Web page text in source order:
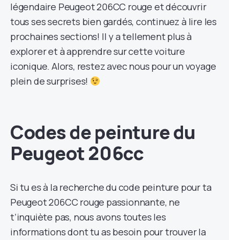
légendaire Peugeot 206CC rouge et découvrir
tous ses secrets bien gardés, continuez à lire les
prochaines sections! Il y a tellement plus à
explorer et à apprendre sur cette voiture
iconique. Alors, restez avec nous pour un voyage
plein de surprises!
Codes de peinture du
Peugeot 206cc
Si tu es à la recherche du code peinture pour ta
Peugeot 206CC rouge passionnante, ne
t’inquiète pas, nous avons toutes les
informations dont tu as besoin pour trouver la